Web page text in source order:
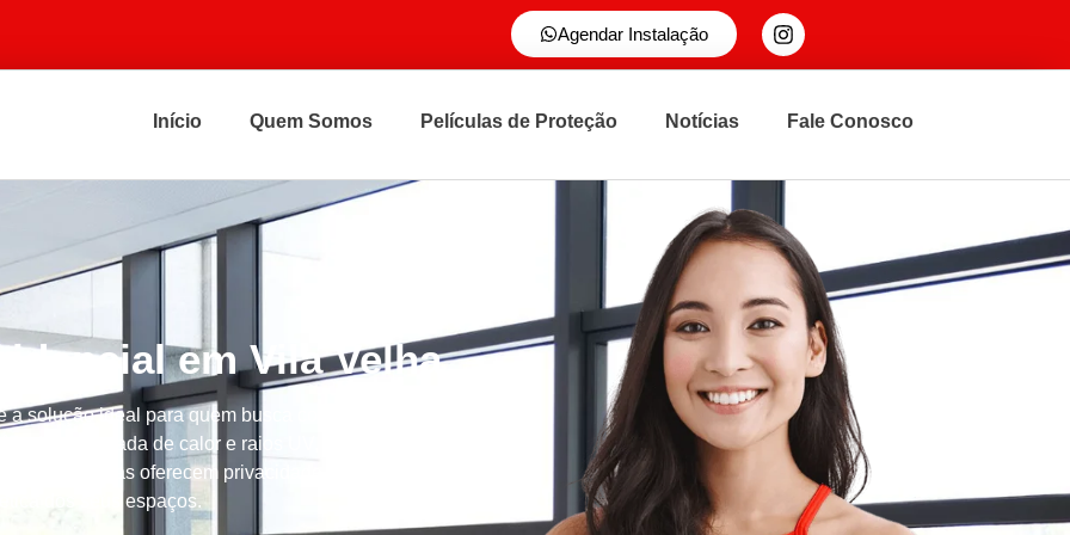
Agendar Instalação
Início Quem Somos Películas de Proteção Notícias Fale Conosco
em Vila Velha
a solução ideal para quem busca conforto e proteção
reduz a entrada de calor e raios UV, garantindo um
películas oferecem privacidade sem
dos seus espaços.